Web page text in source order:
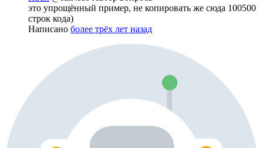
это упрощённый пример, не копировать же сюда 100500
строк кода)
Написано более трёх лет назад